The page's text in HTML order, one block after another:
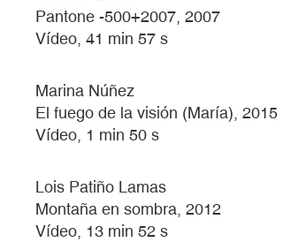
Pantone -500+2007, 2007
Vídeo, 41 min 57 s
Marina Núñez
El fuego de la visión (María), 2015
Vídeo, 1 min 50 s
Lois Patiño Lamas
Montaña en sombra, 2012
Vídeo, 13 min 52 s